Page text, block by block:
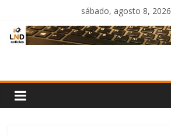
contenido
sábado, agosto 8, 2026
Noticias